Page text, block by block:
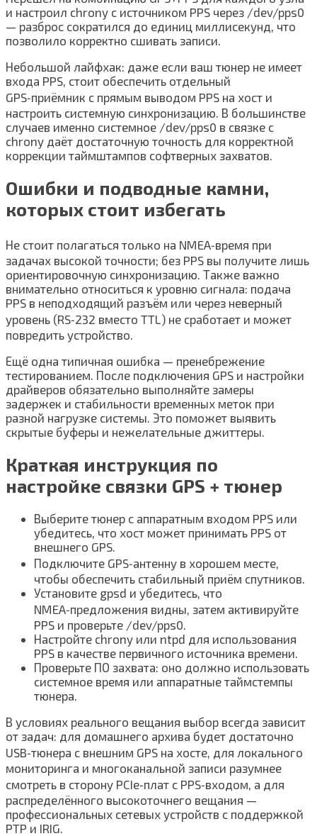
и настроил chrony с источником PPS через /dev/pps0
— разброс сократился до единиц миллисекунд, что
позволило корректно сшивать записи.
Небольшой лайфхак: даже если ваш тюнер не имеет
входа PPS, стоит обеспечить отдельный
GPS‑приёмник с прямым выводом PPS на хост и
настроить системную синхронизацию. В большинстве
случаев именно системное /dev/pps0 в связке с
chrony даёт достаточную точность для корректной
коррекции таймштампов софтверных захватов.
Ошибки и подводные камни,
которых стоит избегать
Не стоит полагаться только на NMEA‑время при
задачах высокой точности; без PPS вы получите лишь
ориентировочную синхронизацию. Также важно
внимательно относиться к уровню сигнала: подача
PPS в неподходящий разъём или через неверный
уровень (RS‑232 вместо TTL) не сработает и может
повредить устройство.
Ещё одна типичная ошибка — пренебрежение
тестированием. После подключения GPS и настройки
драйверов обязательно выполняйте замеры
задержек и стабильности временных меток при
разной нагрузке системы. Это поможет выявить
скрытые буферы и нежелательные джиттеры.
Краткая инструкция по
настройке связки GPS + тюнер
Выберите тюнер с аппаратным входом PPS или
убедитесь, что хост может принимать PPS от
внешнего GPS.
Подключите GPS‑антенну в хорошем месте,
чтобы обеспечить стабильный приём спутников.
Установите gpsd и убедитесь, что
NMEA‑предложения видны, затем активируйте
PPS и проверьте /dev/pps0.
Настройте chrony или ntpd для использования
PPS в качестве первичного источника времени.
Проверьте ПО захвата: оно должно использовать
системное время или аппаратные таймстемпы
тюнера.
В условиях реального вещания выбор всегда зависит
от задач: для домашнего архива будет достаточно
USB‑тюнера с внешним GPS на хосте, для локального
мониторинга и многоканальной записи разумнее
смотреть в сторону PCIe‑плат с PPS‑входом, а для
распределённого высокоточнего вещания —
профессиональных сетевых устройств с поддержкой
PTP и IRIG.